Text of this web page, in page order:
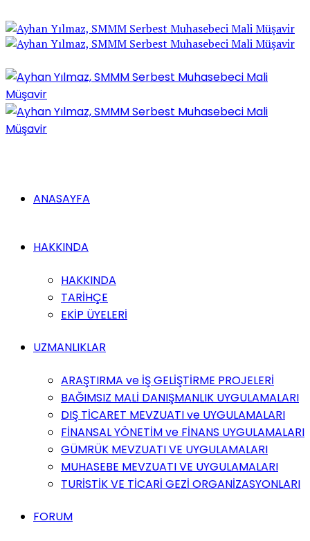
ANASAYFA
HAKKINDA
HAKKINDA
TARİHÇE
EKİP ÜYELERİ
UZMANLIKLAR
ARAŞTIRMA ve İŞ GELİŞTİRME PROJELERİ
BAĞIMSIZ MALİ DANIŞMANLIK UYGULAMALARI
DIŞ TİCARET MEVZUATI ve UYGULAMALARI
FİNANSAL YÖNETİM ve FİNANS UYGULAMALARI
GÜMRÜK MEVZUATI VE UYGULAMALARI
MUHASEBE MEVZUATI VE UYGULAMALARI
TURİSTİK VE TİCARİ GEZİ ORGANİZASYONLARI
FORUM